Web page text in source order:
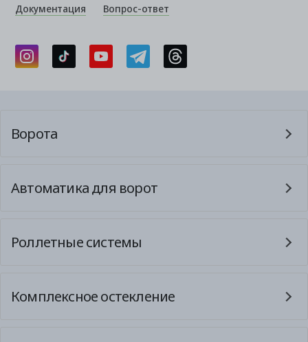
Документация
Вопрос-ответ
Ворота
Автоматика для ворот
Роллетные системы
Комплексное остекление